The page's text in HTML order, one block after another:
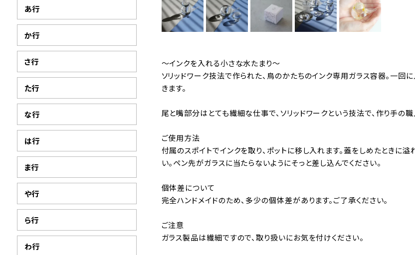
あ行
か行
さ行
た行
な行
は行
ま行
や行
ら行
わ行
～インクを入れる小さな水たまり～
ソリッドワーク技法で作られた、鳥のかたちのインク専用ガラス容器。一
きます。
尾と嘴部分はとても繊細な仕事で、ソリッドワークという技法で、作り手の
ご使用方法
付属のスポイトでインクを取り、ポットに移し入れます。蓋をしめたときに
い。ペン先がガラスに当たらないようにそっと差し込んでください。
個体差について
完全ハンドメイドのため、多少の個体差があります。ご了承ください。
ご注意
ガラス製品は繊細ですので、取り扱いにお気を付けください。